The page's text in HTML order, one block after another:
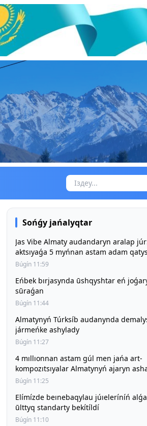
Sońǵy jańalyqtar
Jas Vibe Almaty audandaryn aralap
aktsıyaǵa 5 myńnan astam adam
Búgín 11:59
Eńbek bırjasynda ūshqyshtar eń
sūraǵan
Búgín 11:44
Almatynyń Túrksíb audanynda
jármeńke ashylady
Búgín 11:27
4 mıllıonnan astam gúl men jańa art-
kompozıtsıyalar Almatynyń ajaryn
Búgín 11:25
Elímízde beınebaqylau júıeleríníń
ūlttyq standarty bekítíldí
Búgín 11:10